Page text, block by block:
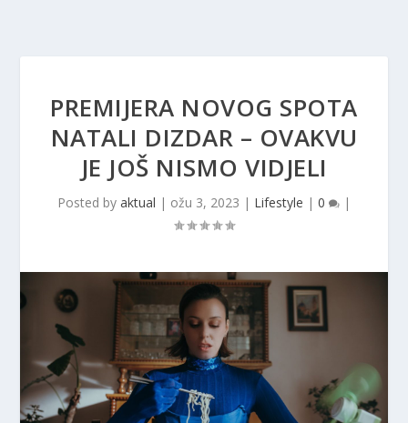
PREMIJERA NOVOG SPOTA
NATALI DIZDAR – OVAKVU
JE JOŠ NISMO VIDJELI
Posted by aktual | ožu 3, 2023 | Lifestyle | 0 |